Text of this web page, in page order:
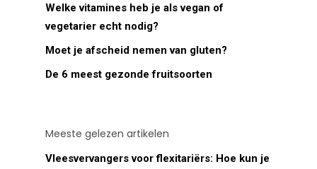
Welke vitamines heb je als vegan of
vegetarier echt nodig?
Moet je afscheid nemen van gluten?
De 6 meest gezonde fruitsoorten
Meeste gelezen artikelen
Vleesvervangers voor flexitariërs: Hoe kun je